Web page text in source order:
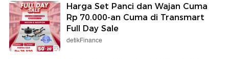
Harga Set Panci dan Wajan Cuma
Rp 70.000-an Cuma di Transmart
Full Day Sale
detikFinance